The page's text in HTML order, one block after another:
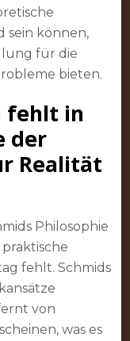
sein können,
für die
bieten.
fehlt in
der
Realität
Philosophie
fehlt. Schmids
von
was es